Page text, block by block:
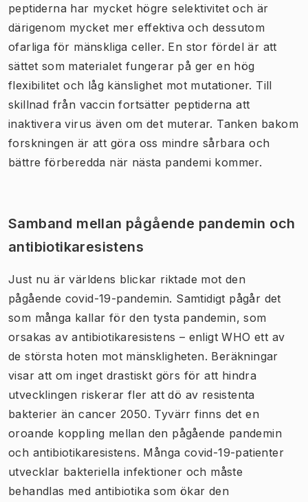
peptiderna har mycket högre selektivitet och är
därigenom mycket mer effektiva och dessutom
ofarliga för mänskliga celler. En stor fördel är att
sättet som materialet fungerar på ger en hög
flexibilitet och låg känslighet mot mutationer. Till
skillnad från vaccin fortsätter peptiderna att
inaktivera virus även om det muterar. Tanken bakom
forskningen är att göra oss mindre sårbara och
bättre förberedda när nästa pandemi kommer.
Samband mellan pågående pandemin och
antibiotikaresistens
Just nu är världens blickar riktade mot den
pågående covid-19-pandemin. Samtidigt pågår det
som många kallar för den tysta pandemin, som
orsakas av antibiotikaresistens – enligt WHO ett av
de största hoten mot mänskligheten. Beräkningar
visar att om inget drastiskt görs för att hindra
utvecklingen riskerar fler att dö av resistenta
bakterier än cancer 2050. Tyvärr finns det en
oroande koppling mellan den pågående pandemin
och antibiotikaresistens. Många covid-19-patienter
utvecklar bakteriella infektioner och måste
behandlas med antibiotika som ökar den